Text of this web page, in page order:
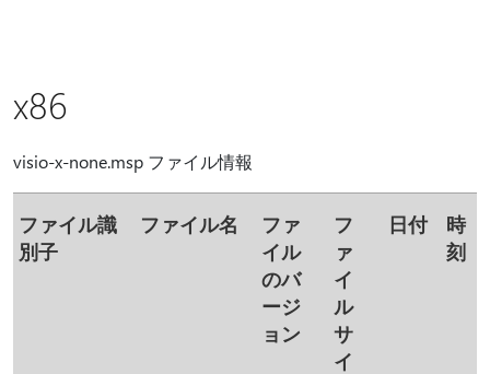
x86
visio-x-none.msp ファイル情報
ファイル識
別子
ファイル名
ファ
イル
のバ
ージ
ョン
フ
ァ
イ
ル
サ
イ
日付
時
刻